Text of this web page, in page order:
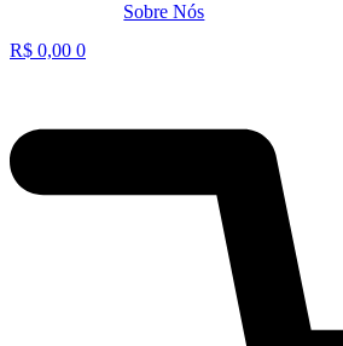
Sobre Nós
R$ 0,00 0